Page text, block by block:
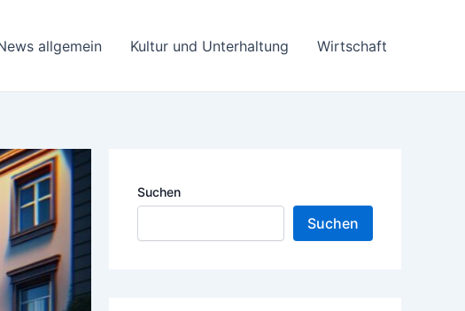
allgemein Kultur und Unterhaltung Wirtschaft
Suchen
Suchen